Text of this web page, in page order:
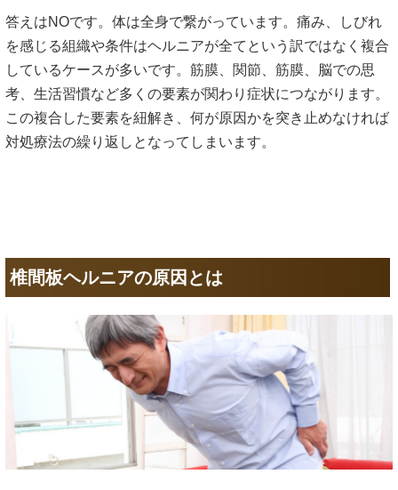
答えはNOです。体は全身で繋がっています。痛み、しびれ
を感じる組織や条件はヘルニアが全てという訳ではなく複合
しているケースが多いです。筋膜、関節、筋膜、脳での思
考、生活習慣など多くの要素が関わり症状につながります。
この複合した要素を紐解き、何が原因かを突き止めなければ
対処療法の繰り返しとなってしまいます。
椎間板ヘルニアの原因とは